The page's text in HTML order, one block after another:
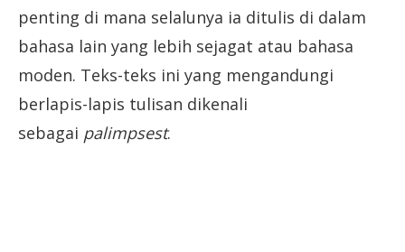
penting di mana selalunya ia ditulis di dalam
bahasa lain yang lebih sejagat atau bahasa
moden. Teks-teks ini yang mengandungi
berlapis-lapis tulisan dikenali
sebagai palimpsest.